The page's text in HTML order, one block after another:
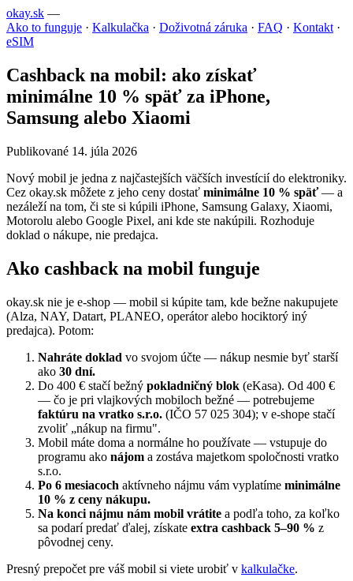
okay.sk —
Ako to funguje · Kalkulačka · Doživotná záruka · FAQ · Kontakt ·
eSIM
Cashback na mobil: ako získať
minimálne 10 % späť za iPhone,
Samsung alebo Xiaomi
Publikované 14. júla 2026
Nový mobil je jedna z najčastejších väčších investícií do elektroniky.
Cez okay.sk môžete z jeho ceny dostať minimálne 10 % späť— a
nezáleží na tom, či ste si kúpili iPhone, Samsung Galaxy, Xiaomi,
Motorolu alebo Google Pixel, ani kde ste nakúpili. Rozhoduje
doklad o nákupe, nie predajca.
Ako cashback na mobil funguje
okay.sk nie je e-shop — mobil si kúpite tam, kde bežne nakupujete
(Alza, NAY, Datart, PLANEO, operátor alebo hociktorý iný
predajca). Potom:
Nahráte doklad vo svojom účte — nákup nesmie byť starší
ako 30 dní.
Do 400 € stačí bežný pokladničný blok (eKasa). Od 400 €
— čo je pri vlajkových mobiloch bežné — potrebujeme
faktúru na vratko s.r.o. (IČO 57 025 304); v e-shope stačí
zvoliť „nákup na firmu".
Mobil máte doma a normálne ho používate — vstupuje do
programu ako nájom a zostáva majetkom spoločnosti vratko
s.r.o.
Po 6 mesiacoch aktívneho nájmu vám vyplatíme minimálne
10 % z ceny nákupu.
Na konci nájmu nám mobil vrátite a podľa toho, za koľko
sa podarí predať ďalej, získate extra cashback 5–90 % z
pôvodnej ceny.
Presný prepočet pre váš mobil si viete urobiť v kalkulačke.